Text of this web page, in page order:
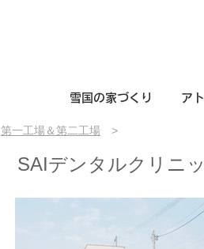
雪国の家づくり ア
第一工場＆第二工場 >
SAIデンタルクリニ